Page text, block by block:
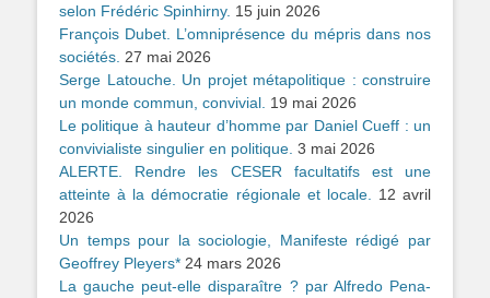
selon Frédéric Spinhirny. 15 juin 2026
François Dubet. L’omniprésence du mépris dans nos
sociétés. 27 mai 2026
Serge Latouche. Un projet métapolitique : construire
un monde commun, convivial. 19 mai 2026
Le politique à hauteur d’homme par Daniel Cueff : un
convivialiste singulier en politique. 3 mai 2026
ALERTE. Rendre les CESER facultatifs est une
atteinte à la démocratie régionale et locale.
12 avril
2026
Un temps pour la sociologie, Manifeste rédigé par
Geoffrey Pleyers* 24 mars 2026
La gauche peut-elle disparaître ? par Alfredo Pena-